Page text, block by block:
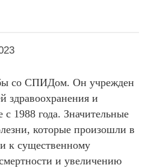
со СПИДом. Он учрежден
здравоохранения и
с 1988 года. Значительные
которые произошли в
к существенному
и увеличению